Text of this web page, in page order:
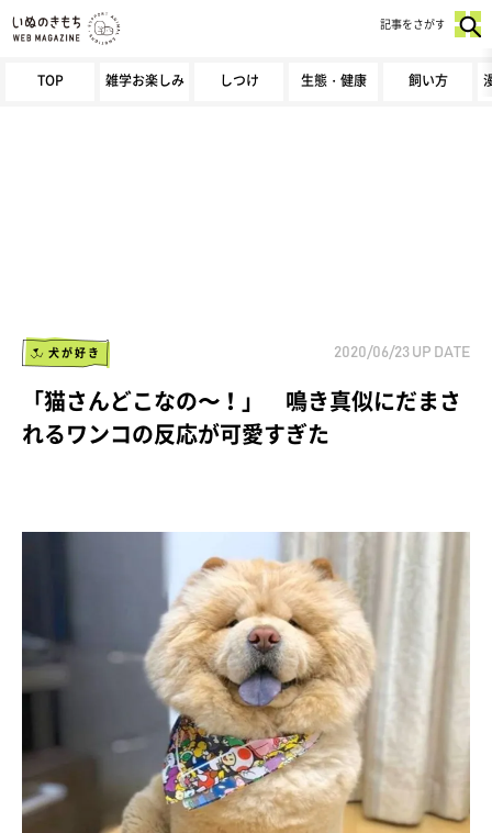
TOP 雑学お楽しみ しつけ 生態・健康 飼い方
記事をさがす
犬が好き 2020/06/23 UP DATE
「猫さんどこなの〜！」 鳴き真似にだまさ
れるワンコの反応が可愛すぎた